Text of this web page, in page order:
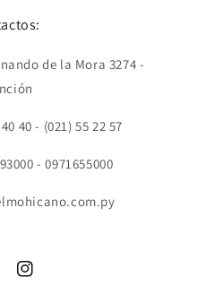
de la Mora 3274 -
40 - (021) 55 22 57
- 0971655000
Instagram